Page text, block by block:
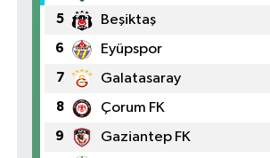
5 Beşiktaş
6 Eyüpspor
7 Galatasaray
8 Çorum FK
9 Gaziantep FK